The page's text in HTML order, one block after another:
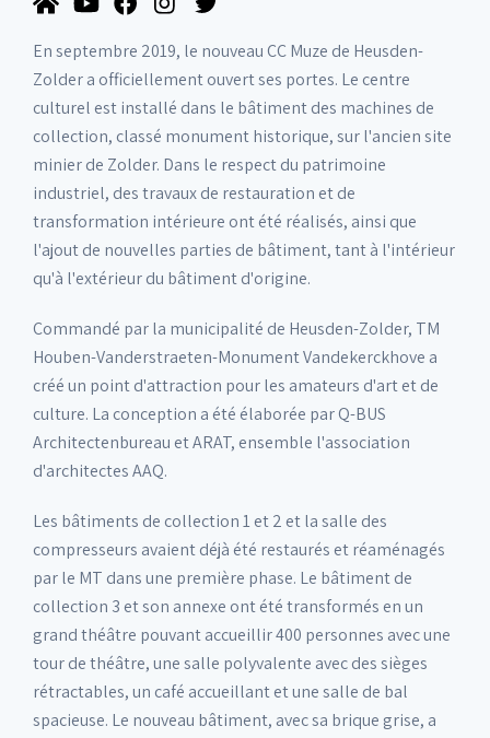
En septembre 2019, le nouveau CC Muze de Heusden-
Zolder a officiellement ouvert ses portes. Le centre
culturel est installé dans le bâtiment des machines de
collection, classé monument historique, sur l'ancien site
minier de Zolder. Dans le respect du patrimoine
industriel, des travaux de restauration et de
transformation intérieure ont été réalisés, ainsi que
l'ajout de nouvelles parties de bâtiment, tant à l'intérieur
qu'à l'extérieur du bâtiment d'origine.
Commandé par la municipalité de Heusden-Zolder, TM
Houben-Vanderstraeten-Monument Vandekerckhove a
créé un point d'attraction pour les amateurs d'art et de
culture. La conception a été élaborée par Q-BUS
Architectenbureau et ARAT, ensemble l'association
d'architectes AAQ.
Les bâtiments de collection 1 et 2 et la salle des
compresseurs avaient déjà été restaurés et réaménagés
par le MT dans une première phase. Le bâtiment de
collection 3 et son annexe ont été transformés en un
grand théâtre pouvant accueillir 400 personnes avec une
tour de théâtre, une salle polyvalente avec des sièges
rétractables, un café accueillant et une salle de bal
spacieuse. Le nouveau bâtiment, avec sa brique grise, a